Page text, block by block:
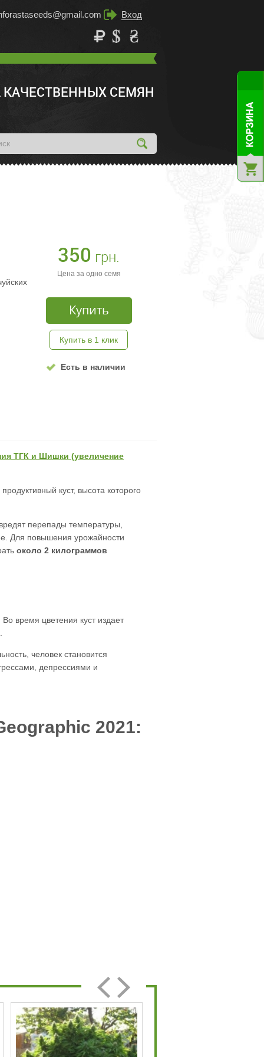
Вход
СЕМЯН
350 грн.
Цена за одно семя
Купить
Купить в 1 клик
Есть в наличии
ТГК и Шишки (увеличение
куст, высота которого
перепады температуры,
Для повышения урожайности
около 2 килограммов
время цветения куст издает
человек становится
депрессиями и
2021: